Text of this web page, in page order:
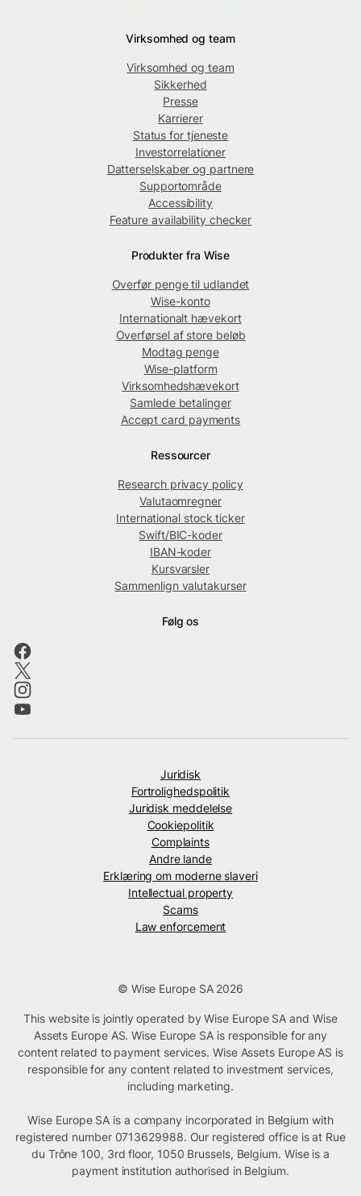
Virksomhed og team
Virksomhed og team
Sikkerhed
Presse
Karrierer
Status for tjeneste
Investorrelationer
Datterselskaber og partnere
Supportområde
Accessibility
Feature availability checker
Produkter fra Wise
Overfør penge til udlandet
Wise-konto
Internationalt hævekort
Overførsel af store beløb
Modtag penge
Wise-platform
Virksomhedshævekort
Samlede betalinger
Accept card payments
Ressourcer
Research privacy policy
Valutaomregner
International stock ticker
Swift/BIC-koder
IBAN-koder
Kursvarsler
Sammenlign valutakurser
Følg os
Juridisk
Fortrolighedspolitik
Juridisk meddelelse
Cookiepolitik
Complaints
Andre lande
Erklæring om moderne slaveri
Intellectual property
Scams
Law enforcement
© Wise Europe SA 2026
This website is jointly operated by Wise Europe SA and Wise
Assets Europe AS. Wise Europe SA is responsible for any
content related to payment services. Wise Assets Europe AS is
responsible for any content related to investment services,
including marketing.
Wise Europe SA is a company incorporated in Belgium with
registered number 0713629988. Our registered office is at Rue
du Trône 100, 3rd floor, 1050 Brussels, Belgium. Wise is a
payment institution authorised in Belgium.